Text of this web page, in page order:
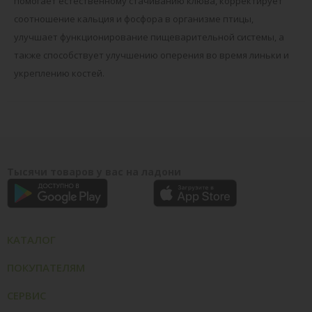
соотношение кальция и фосфора в организме птицы,
улучшает функционирование пищеварительной системы, а
также способствует улучшению оперения во время линьки и
укреплению костей.